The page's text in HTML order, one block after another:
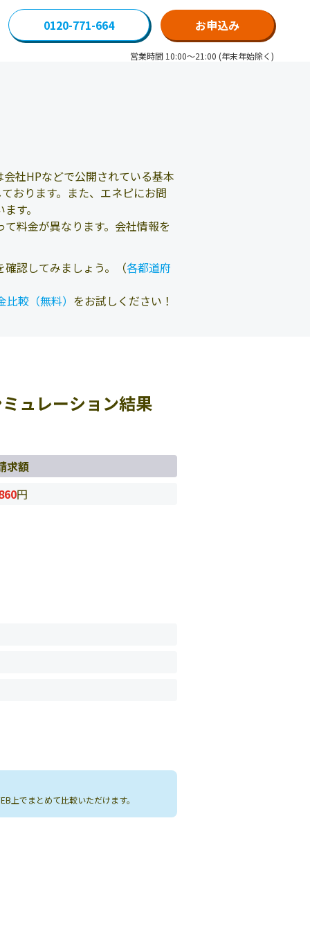
0120-771-664 お申込み
営業時間 10:00～21:00 (年末年始除く)
社HPなどで公開されている基本
おります。また、エネピにお問
す。
料金が異なります。会社情報を
認してみましょう。（各都道府
較（無料） をお試しください！
ュレーション結果
求額
円
上でまとめて比較いただけます。